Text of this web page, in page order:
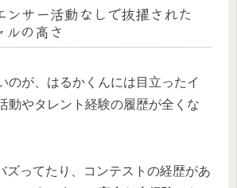
ンサー活動なしで抜擢された
ルの高さ
のが、はるかくんには目立ったイ
動やタレント経験の履歴が全くな
ズってたり、コンテストの経歴があ